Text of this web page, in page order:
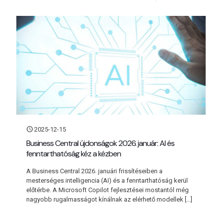
2025-12-15
Business Central újdonságok 2026. január: AI és
fenntarthatóság kéz a kézben
A Business Central 2026. januári frissítéseiben a
mesterséges intelligencia (AI) és a fenntarthatóság kerül
előtérbe. A Microsoft Copilot fejlesztései mostantól még
nagyobb rugalmasságot kínálnak az elérhető modellek […]